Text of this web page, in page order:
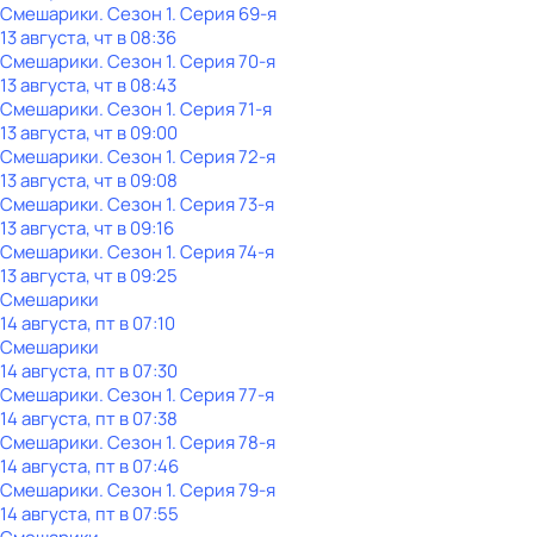
Смешарики. Сезон 1. Серия 69-я
13 августа, чт в 08:36
Смешарики. Сезон 1. Серия 70-я
13 августа, чт в 08:43
Смешарики. Сезон 1. Серия 71-я
13 августа, чт в 09:00
Смешарики. Сезон 1. Серия 72-я
13 августа, чт в 09:08
Смешарики. Сезон 1. Серия 73-я
13 августа, чт в 09:16
Смешарики. Сезон 1. Серия 74-я
13 августа, чт в 09:25
Смешарики
14 августа, пт в 07:10
Смешарики
14 августа, пт в 07:30
Смешарики. Сезон 1. Серия 77-я
14 августа, пт в 07:38
Смешарики. Сезон 1. Серия 78-я
14 августа, пт в 07:46
Смешарики. Сезон 1. Серия 79-я
14 августа, пт в 07:55